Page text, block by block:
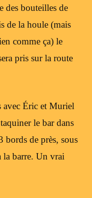
des bouteilles de
de la houle (mais
comme ça) le
pris sur la route
avec Éric et Muriel
le bar dans
bords de près, sous
la barre. Un vrai